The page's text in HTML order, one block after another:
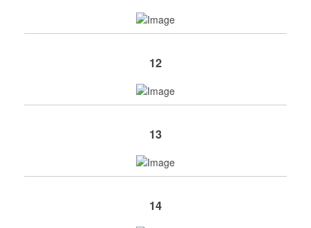
12
13
14